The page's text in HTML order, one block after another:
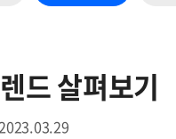
드 살펴보기